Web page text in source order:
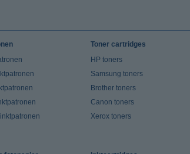
Toner cartridges
HP toners
Samsung toners
Brother toners
Canon toners
Xerox toners